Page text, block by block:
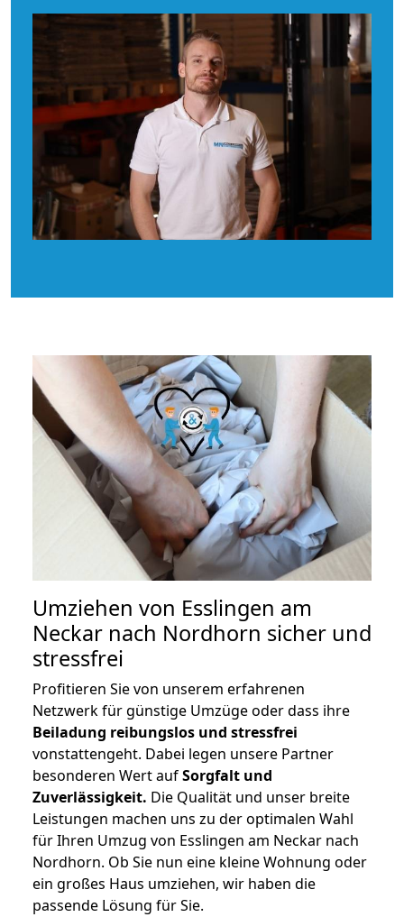
Umziehen von Esslingen am
Neckar nach Nordhorn sicher und
stressfrei
Profitieren Sie von unserem erfahrenen
Netzwerk für günstige Umzüge oder dass ihre
Beiladung reibungslos und stressfrei
vonstattengeht. Dabei legen unsere Partner
besonderen Wert aufSorgfalt und
Zuverlässigkeit. Die Qualität und unser breite
Leistungen machen uns zu der optimalen Wahl
für Ihren Umzug von Esslingen am Neckar nach
Nordhorn. Ob Sie nun eine kleine Wohnung oder
ein großes Haus umziehen, wir haben die
passende Lösung für Sie.